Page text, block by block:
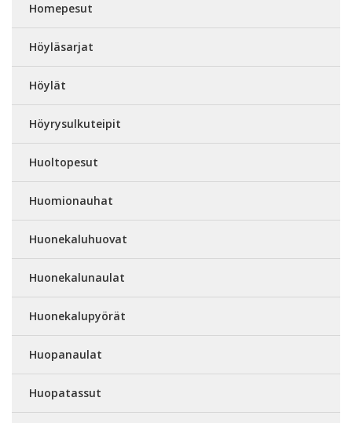
Homepesut
Höyläsarjat
Höylät
Höyrysulkuteipit
Huoltopesut
Huomionauhat
Huonekaluhuovat
Huonekalunaulat
Huonekalupyörät
Huopanaulat
Huopatassut